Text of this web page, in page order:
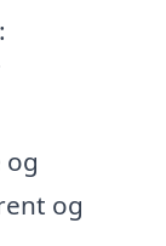
:
og
og